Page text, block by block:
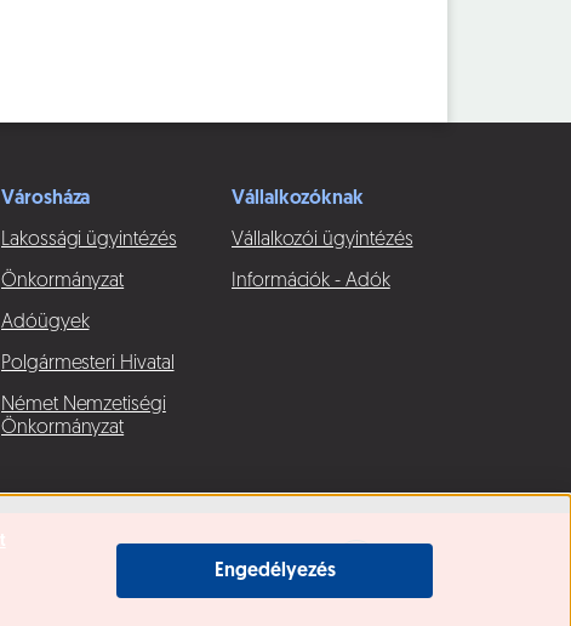
Engedélyezés
Városháza
Lakossági ügyintézés
Önkormányzat
Adóügyek
Polgármesteri Hivatal
Német Nemzetiségi
Önkormányzat
Vállalkozóknak
Vállalkozói ügyintézés
Információk - Adók